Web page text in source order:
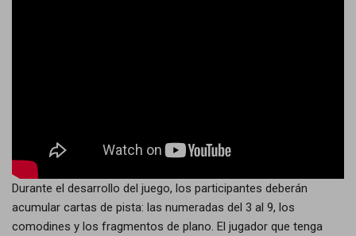
Durante el desarrollo del juego, los participantes deberán
acumular cartas de pista: las numeradas del 3 al 9, los
comodines y los fragmentos de plano. El jugador que tenga